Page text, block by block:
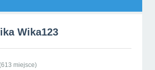
Wika123
613 miejsce)